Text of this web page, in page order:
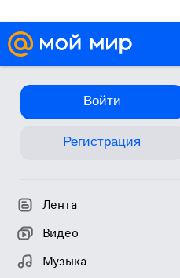
Войти
Регистрация
Лента
Видео
Музыка